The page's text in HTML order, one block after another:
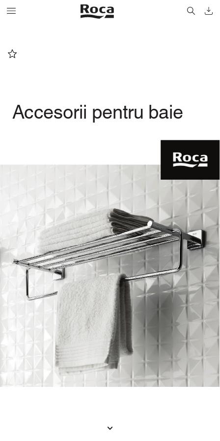
Accesorii pentru baie